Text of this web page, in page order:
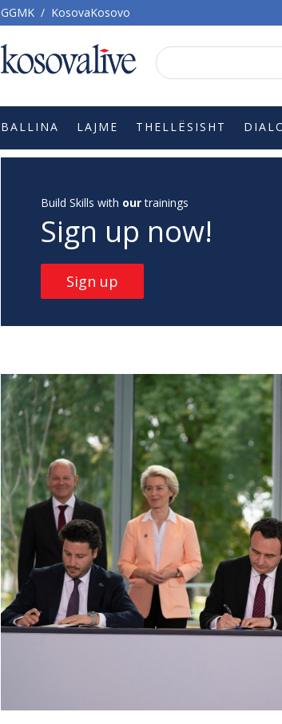
GGMK / KosovaKosovo
BALLINA LAJME THELLËSISHT
Build Skills with ourtrainings
Sign up now!
Sign up